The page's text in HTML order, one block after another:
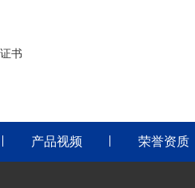
书
产品视频 荣誉资质